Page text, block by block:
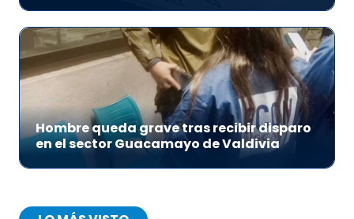
Hombre queda grave tras recibir disparo
en el sector Guacamayo de Valdivia